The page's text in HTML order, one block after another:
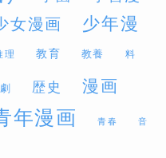
女漫画
少年漫
理 教育 教養 料
歴史 漫画
年漫画 青春 音